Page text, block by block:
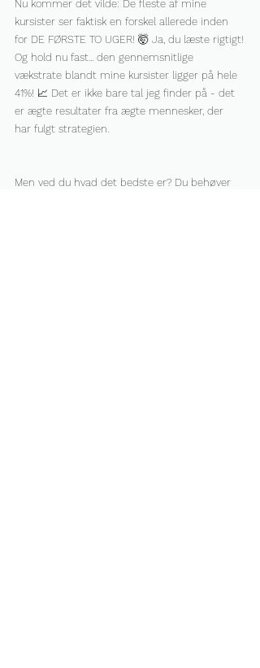
Nu kommer det vilde: De fleste af mine
kursister ser faktisk en forskel allerede inden
for DE FØRSTE TO UGER! 🤯 Ja, du læste rigtigt!
Og hold nu fast... den gennemsnitlige
vækstrate blandt mine kursister ligger på hele
41%! 📈 Det er ikke bare tal jeg finder på - det
er ægte resultater fra ægte mennesker, der
har fulgt strategien.
Men ved du hvad det bedste er? Du behøver